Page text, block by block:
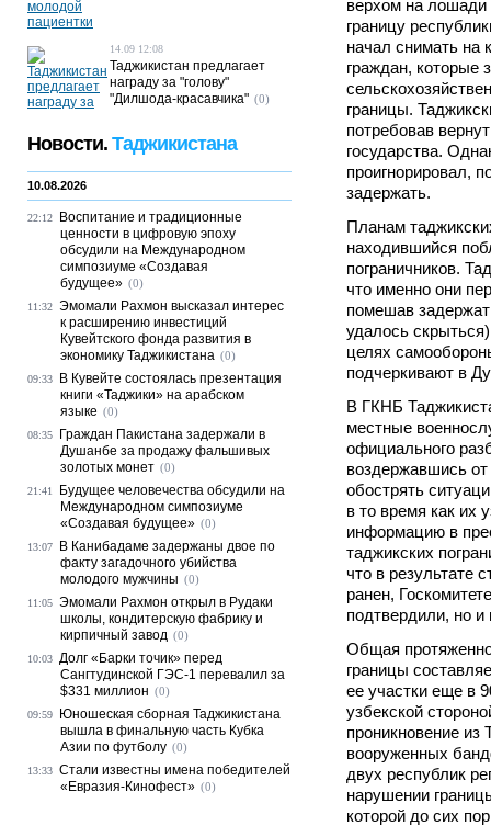
верхом на лошади
границу
начал снимать на
граждан, которые
границы.
потребовав
государства.
проигнорировал,
задержать.
Планам
находившийся
пограничников.
что именно они
помешав
удалось
целях
подчеркивают в
В ГКНБ
местные
официального
воздержавшись от
обострять
в то время как их
информацию в
таджикских
что в результате
ранен,
подтвердили, но и
Общая
границы
ее участки еще в
узбекской
проникновение из
вооруженных
двух республик
нарушении
которой до сих
14.09 12:08
Таджикистан предлагает
награду за "голову"
"Дилшода-красавчика" (0)
Новости. Таджикистана
10.08.2026
22:12
Воспитание и традиционные
ценности в цифровую эпоху
обсудили на Международном
симпозиуме «Создавая
будущее» (0)
11:32 Эмомали Рахмон высказал интерес
к расширению инвестиций
Кувейтского фонда развития в
экономику Таджикистана (0)
09:33
В Кувейте состоялась презентация
книги «Таджики» на арабском
языке (0)
08:35
Граждан Пакистана задержали в
Душанбе за продажу фальшивых
золотых монет (0)
21:41
Будущее человечества обсудили на
Международном симпозиуме
«Создавая будущее» (0)
13:07
В Канибадаме задержаны двое по
факту загадочного убийства
молодого мужчины (0)
11:05 Эмомали Рахмон открыл в Рудаки
школы, кондитерскую фабрику и
кирпичный завод (0)
10:03 Долг «Барки точик» перед
Сангтудинской ГЭС-1 перевалил за
$331 миллион (0)
09:59
Юношеская сборная Таджикистана
вышла в финальную часть Кубка
Азии по футболу (0)
13:33 Стали известны имена победителей
«Евразия-Кинофест» (0)